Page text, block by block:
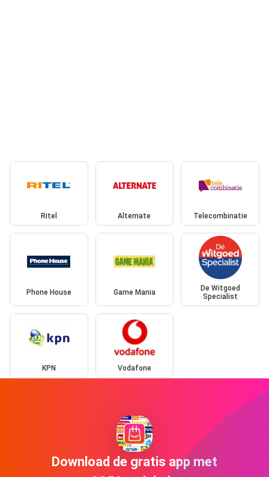
Ritel Alternate Telecombinatie
Phone House Game Mania
De Witgoed
Specialist
KPN Vodafone
Download de gratis app met